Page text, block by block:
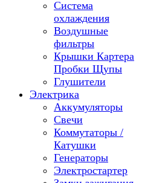
Система
охлаждения
Воздушные
фильтры
Крышки Картера
Пробки Щупы
Глушители
Электрика
Аккумуляторы
Свечи
Коммутаторы /
Катушки
Генераторы
Электростартер